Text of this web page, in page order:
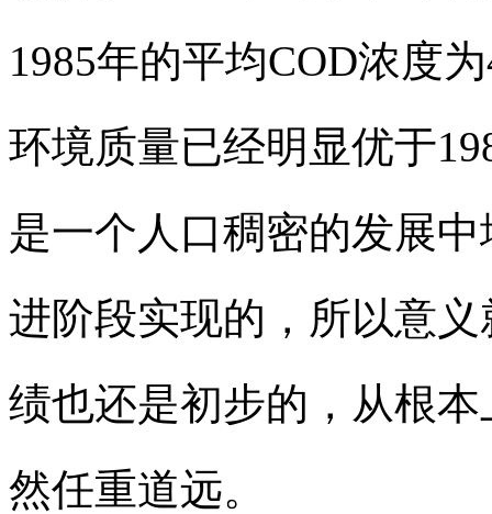
1985年的平均COD浓度
环境质量已经明显优于
是一个人口稠密的发展
进阶段实现的，所以意
绩也还是初步的，从根
然任重道远。